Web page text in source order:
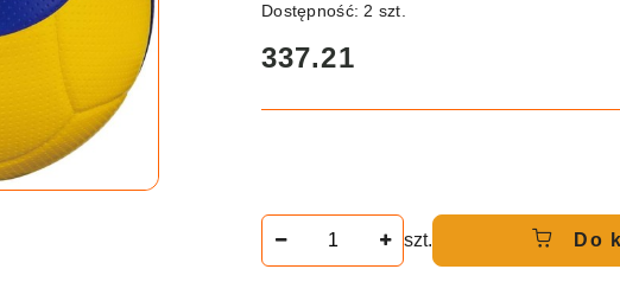
Dostępność: 2 szt.
cena:
337.21
szt. Do